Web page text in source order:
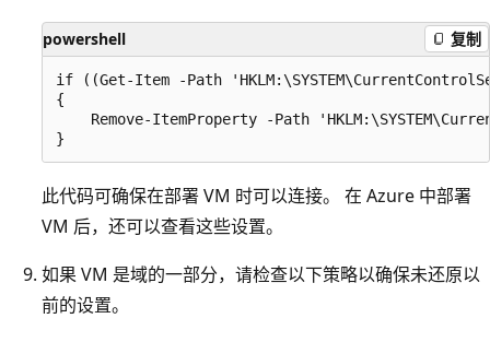
powershell 复制
if ((Get-Item -Path
{
Remove-ItemProperty -Path
此代码可确保在部署 VM 时可以连接。 在 Azure 中部署
VM 后，还可以查看这些设置。
如果 VM 是域的一部分，请检查以下策略以确保未还原以
前的设置。